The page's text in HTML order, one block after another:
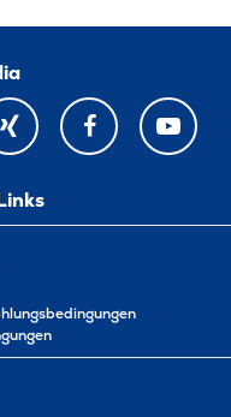
XING FACEBOOKYOUTUBE